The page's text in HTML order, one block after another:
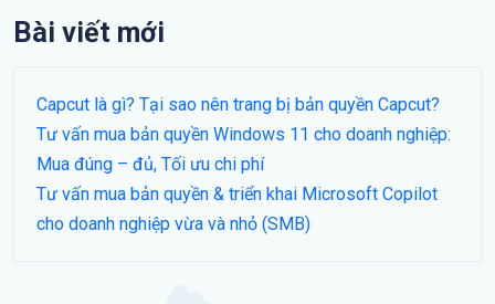
Bài viết mới
Capcut là gì? Tại sao nên trang bị bản quyền Capcut?
Tư vấn mua bản quyền Windows 11 cho doanh nghiệp:
Mua đúng – đủ, Tối ưu chi phí
Tư vấn mua bản quyền & triển khai Microsoft Copilot
cho doanh nghiệp vừa và nhỏ (SMB)